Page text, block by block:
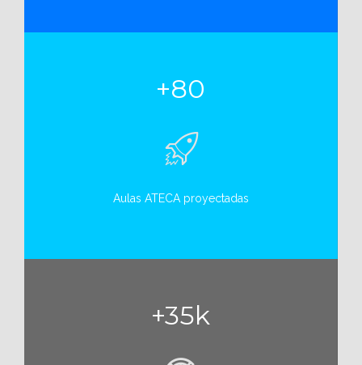
+80
Aulas ATECA proyectadas
+35k